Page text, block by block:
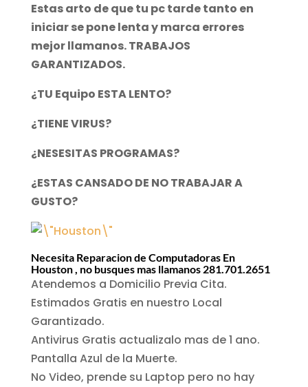
Estas arto de que tu pc tarde tanto en
iniciar se pone lenta y marca errores
mejor llamanos. TRABAJOS
GARANTIZADOS.
¿TU Equipo ESTA LENTO?
¿TIENE VIRUS?
¿NESESITAS PROGRAMAS?
¿ESTAS CANSADO DE NO TRABAJAR A
GUSTO?
Necesita Reparacion de Computadoras En
Houston , no busques mas llamanos 281.701.2651
Atendemos a Domicilio Previa Cita.
Estimados Gratis en nuestro Local
Garantizado.
Antivirus Gratis actualizalo mas de 1 ano.
Pantalla Azul de la Muerte.
No Video, prende su Laptop pero no hay